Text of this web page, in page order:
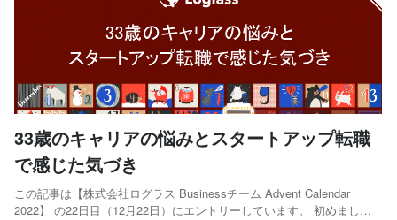
33歳のキャリアの悩みとスタートアップ転職
で感じた気づき
この記事は【株式会社ログラス Businessチーム Advent Calendar
2022】 の22日目（12月22日）にエントリーしています。 初めまし